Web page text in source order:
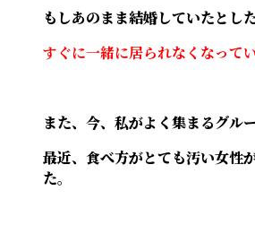
もしあのまま結婚していたとし
すぐに一緒に居られなくなって
また、今、私がよく集まるグル
最近、食べ方がとても汚い女性
た。